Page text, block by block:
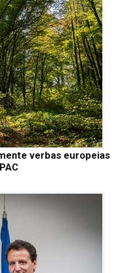
verbas europeias